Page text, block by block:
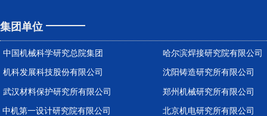
集团单位
中国机械科学研究总院集团 哈尔滨焊接研究院有限公司
沈阳铸造研究所有限公司
郑州机械研究所有限公司
武汉材料保护研究所有限公司
中机第一设计研究院有限公司 北京机电研究所有限公司
机科发展科技股份有限公司